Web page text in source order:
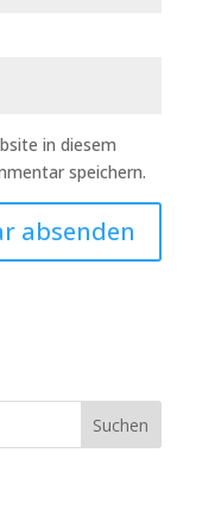
in diesem
speichern.
Suchen